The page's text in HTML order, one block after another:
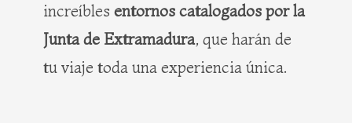
increíbles entornos catalogados por la
Junta de Extramadura, que harán de
tu viaje toda una experiencia única.